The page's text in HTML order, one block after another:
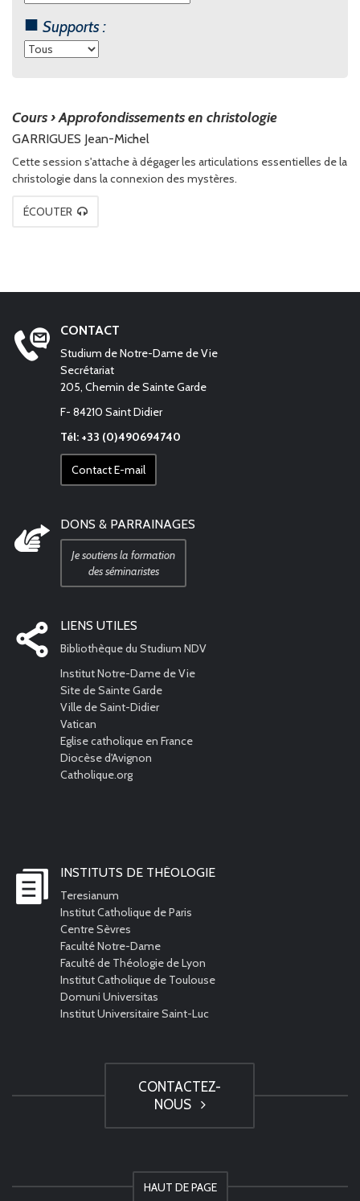
Supports :
Cours ›Approfondissements en christologie
GARRIGUES Jean-Michel
Cette session s'attache à dégager les articulations essentielles de la
christologie dans la connexion des mystères.
ÉCOUTER
CONTACT
Studium de Notre-Dame de Vie
Secrétariat
205, Chemin de Sainte Garde
F- 84210 Saint Didier
Tél: +33 (0)490694740
Contact E-mail
DONS & PARRAINAGES
Je soutiens la formation
des séminaristes
LIENS UTILES
Bibliothèque du Studium NDV
Institut Notre-Dame de Vie
Site de Sainte Garde
Ville de Saint-Didier
Vatican
Eglise catholique en France
Diocèse d'Avignon
Catholique.org
INSTITUTS DE THÉOLOGIE
Teresianum
Institut Catholique de Paris
Centre Sèvres
Faculté Notre-Dame
Faculté de Théologie de Lyon
Institut Catholique de Toulouse
Domuni Universitas
Institut Universitaire Saint-Luc
CONTACTEZ-
NOUS
HAUT DE PAGE